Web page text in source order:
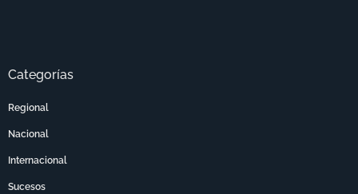
Categorías
Regional
Nacional
Internacional
Sucesos